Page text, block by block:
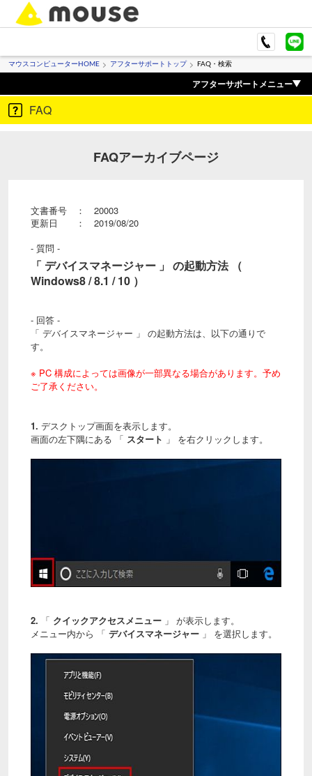
マウスコンピューターHOME アフターサポートトップ FAQ・検索
アフターサポートメニュー
FAQ
FAQアーカイブページ
文書番号 ： 20003
更新日 ： 2019/08/20
- 質問 -
「 デバイスマネージャー 」 の起動方法 （
Windows8 / 8.1 / 10 ）
- 回答 -
「 デバイスマネージャー 」 の起動方法は、以下の通りで
す。
※ PC 構成によっては画像が一部異なる場合があります。予め
ご了承ください。
1. デスクトップ画面を表示します。
画面の左下隅にある 「 スタート 」 を右クリックします。
2. 「 クイックアクセスメニュー 」 が表示します。
メニュー内から 「 デバイスマネージャー 」 を選択します。